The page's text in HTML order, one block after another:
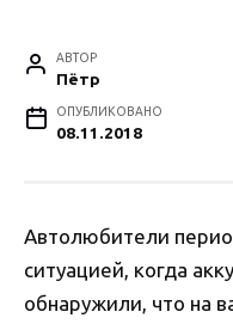
АВТОР
Пётр
ОПУБЛИКОВАНО
08.11.2018
Автолюбители
ситуацией, когда
обнаружили, что на